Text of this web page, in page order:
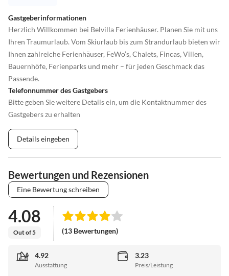
Gastgeberinformationen
Herzlich Willkommen bei Belvilla Ferienhäuser. Planen Sie mit uns
Ihren Traumurlaub. Vom Skiurlaub bis zum Strandurlaub bieten wir
Ihnen zahlreiche Ferienhäuser, FeWo’s, Chalets, Fincas, Villen,
Bauernhöfe, Ferienparks und mehr – für jeden Geschmack das
Passende.
Telefonnummer des Gastgebers
Bitte geben Sie weitere Details ein, um die Kontaktnummer des
Gastgebers zu erhalten
Details eingeben
Bewertungen und Rezensionen
Eine Bewertung schreiben
4.08
Out of 5 (13 Bewertungen)
4.92
Ausstattung
3.23
Preis/Leistung